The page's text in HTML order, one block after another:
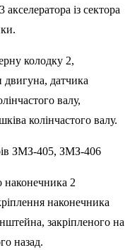
із сектора
колодку 2,
датчика
валу,
колінчастого валу.
наконечника 2
наконечника
закріпленого на
назад.